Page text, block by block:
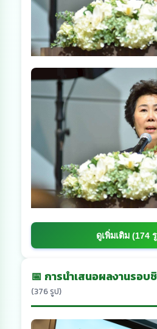
ดูเพิ่มเติม (174
📅 การนำเสนอผลงานรอบ
(376 รูป)